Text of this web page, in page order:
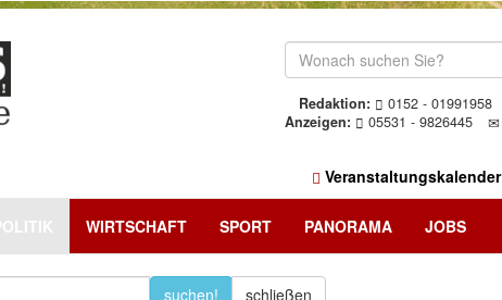
Redaktion: 0152 - 01991958
Anzeigen:
05531 - 9826445
Veranstaltungskalender
WIRTSCHAFT SPORT PANORAMA JOBS
suchen! schließen